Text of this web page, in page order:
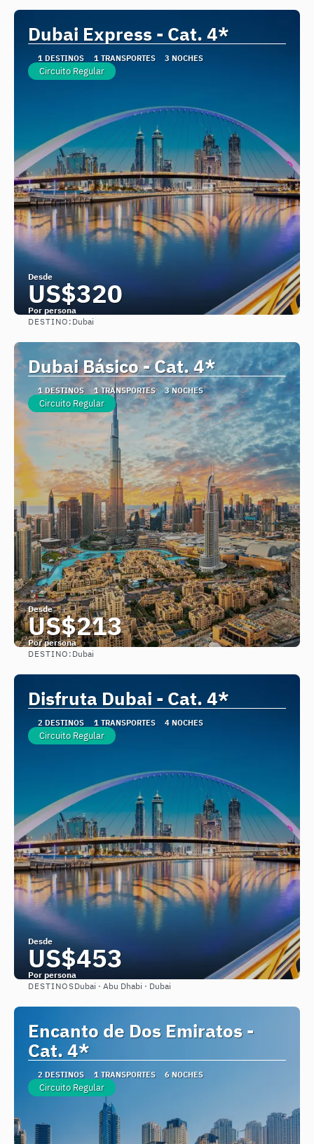
Dubai Express - Cat. 4*
1 DESTINOS 1 TRANSPORTES 3 NOCHES
Circuito Regular
Desde
US$320
Por persona
DESTINO: Dubai
Dubai Básico - Cat. 4*
1 DESTINOS 1 TRANSPORTES 3 NOCHES
Circuito Regular
Desde
US$213
Por persona
DESTINO: Dubai
Disfruta Dubai - Cat. 4*
2 DESTINOS 1 TRANSPORTES 4 NOCHES
Circuito Regular
Desde
US$453
Por persona
Ver
DESTINOSDubai · Abu Dhabi · Dubai
Encanto de Dos Emiratos -
Cat. 4*
2 DESTINOS 1 TRANSPORTES 6 NOCHES
Circuito Regular